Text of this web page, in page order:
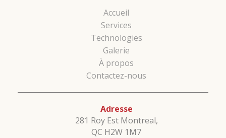
Accueil
Services
Technologies
Galerie
À propos
Contactez-nous
Adresse
281 Roy Est Montreal,
QC H2W 1M7